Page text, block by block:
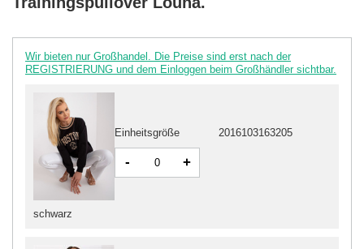
Wir bieten nur Großhandel. Die Preise sind erst nach der
REGISTRIERUNG und dem Einloggen beim Großhändler sichtbar.
schwarz
Einheitsgröße 2016103163205
- +